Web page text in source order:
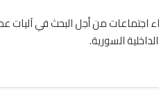
من أجل البحث في آليات
السورية.